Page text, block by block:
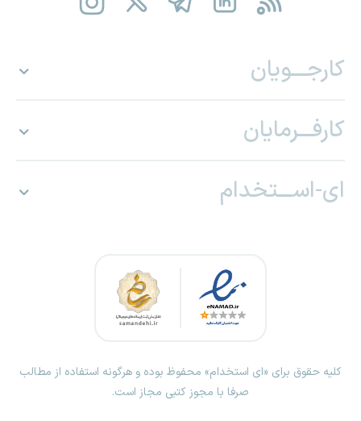
کارجـــویان
کارفـــرمایان
ای-اســـتخدام
کلیه حقوق برای «ای استخدام» محفوظ بوده و هرگونه استفاده از مطالب
صرفا با مجوز کتبی مجاز است.